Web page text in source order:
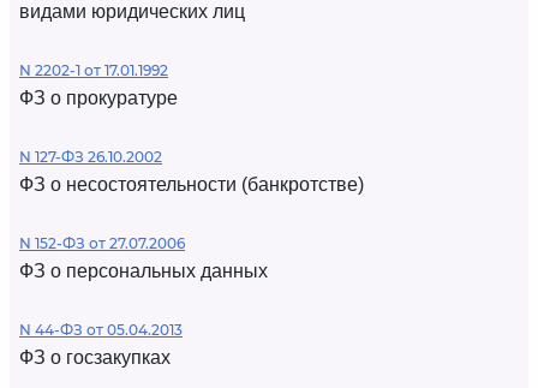
видами юридических лиц
N 2202-1 от 17.01.1992
ФЗ о прокуратуре
N 127-ФЗ 26.10.2002
ФЗ о несостоятельности (банкротстве)
N 152-ФЗ от 27.07.2006
ФЗ о персональных данных
N 44-ФЗ от 05.04.2013
ФЗ о госзакупках